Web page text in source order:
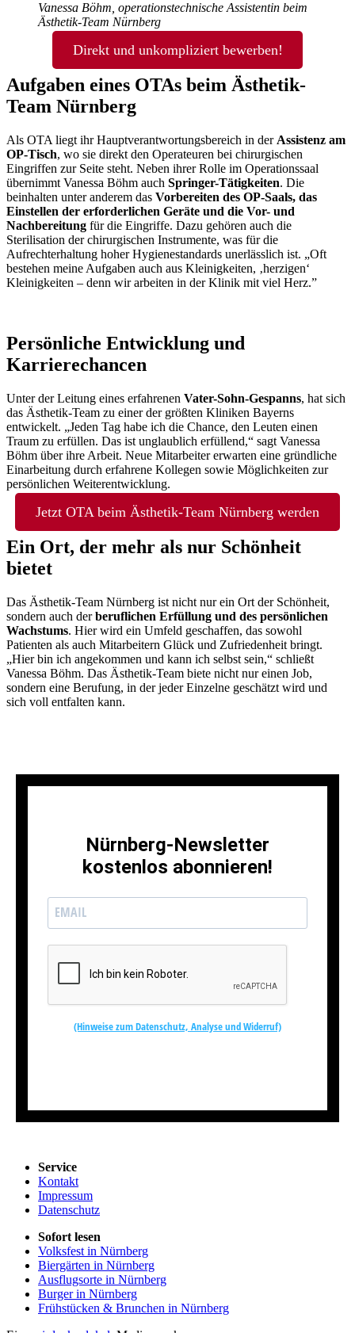
Vanessa Böhm, operationstechnische Assistentin beim
Ästhetik-Team Nürnberg
Direkt und unkompliziert bewerben!
Aufgaben eines OTAs beim Ästhetik-
Team Nürnberg
Als OTA liegt ihr Hauptverantwortungsbereich in der Assistenz am
OP-Tisch, wo sie direkt den Operateuren bei chirurgischen
Eingriffen zur Seite steht. Neben ihrer Rolle im Operationssaal
übernimmt Vanessa Böhm auch Springer-Tätigkeiten. Die
beinhalten unter anderem das Vorbereiten des OP-Saals, das
Einstellen der erforderlichen Geräte und die Vor- und
Nachbereitung für die Eingriffe. Dazu gehören auch die
Sterilisation der chirurgischen Instrumente, was für die
Aufrechterhaltung hoher Hygienestandards unerlässlich ist. „Oft
bestehen meine Aufgaben auch aus Kleinigkeiten, ‚herzigen‘
Kleinigkeiten – denn wir arbeiten in der Klinik mit viel Herz.”
Persönliche Entwicklung und
Karrierechancen
Unter der Leitung eines erfahrenen Vater-Sohn-Gespanns, hat sich
das Ästhetik-Team zu einer der größten Kliniken Bayerns
entwickelt. „Jeden Tag habe ich die Chance, den Leuten einen
Traum zu erfüllen. Das ist unglaublich erfüllend,“ sagt Vanessa
Böhm über ihre Arbeit. Neue Mitarbeiter erwarten eine gründliche
Einarbeitung durch erfahrene Kollegen sowie Möglichkeiten zur
persönlichen Weiterentwicklung.
Jetzt OTA beim Ästhetik-Team Nürnberg werden
Ein Ort, der mehr als nur Schönheit
bietet
Das Ästhetik-Team Nürnberg ist nicht nur ein Ort der Schönheit,
sondern auch derberuflichen Erfüllung und des persönlichen
Wachstums. Hier wird ein Umfeld geschaffen, das sowohl
Patienten als auch Mitarbeitern Glück und Zufriedenheit bringt.
„Hier bin ich angekommen und kann ich selbst sein,“ schließt
Vanessa Böhm. Das Ästhetik-Team biete nicht nur einen Job,
sondern eine Berufung, in der jeder Einzelne geschätzt wird und
sich voll entfalten kann.
Nürnberg-Newsletter
kostenlos abonnieren!
(Hinweise zum Datenschutz, Analyse und Widerruf)
Service
Kontakt
Impressum
Datenschutz
Sofort lesen
Volksfest in Nürnberg
Biergärten in Nürnberg
Ausflugsorte in Nürnberg
Burger in Nürnberg
Frühstücken & Brunchen in Nürnberg